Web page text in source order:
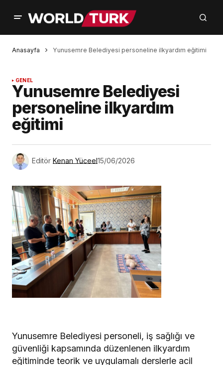
Anasayfa Yunusemre Belediyesi personeline ilkyardım eğitimi
GENEL
Yunusemre Belediyesi
personeline ilkyardım
eğitimi
Editör Kenan Yüceel15/06/2026
Yunusemre Belediyesi personeli, iş sağlığı ve
güvenliği kapsamında düzenlenen ilkyardım
eğitiminde teorik ve uygulamalı derslerle acil